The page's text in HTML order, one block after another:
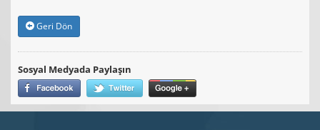
Geri Dön
Sosyal Medyada Paylaşın